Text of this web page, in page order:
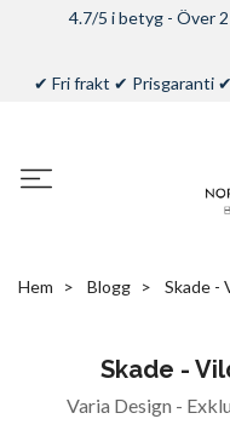
4.7/5 i betyg - Över
✔ Fri frakt ✔ Prisgaranti
Hem Blogg Skade -
Skade -
Varia Design -